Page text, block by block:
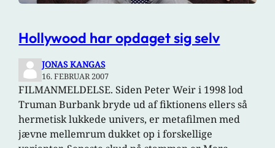
Hollywood har opdaget sig selv
JONAS KANGAS
16. FEBRUAR 2007
FILMANMELDELSE. Siden Peter Weir i 1998 lod
Truman Burbank bryde ud af fiktionens ellers så
hermetisk lukkede univers, er metafilmen med
jævne mellemrum dukket op i forskellige